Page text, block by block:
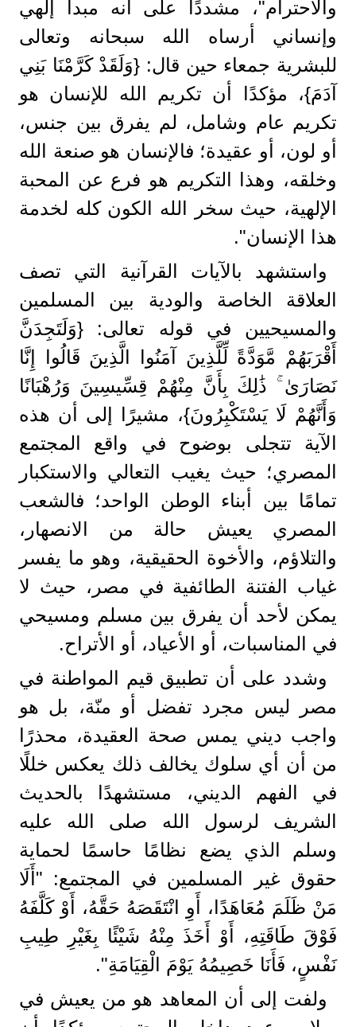
والاحترام"، مشددًا على أنه مبدأ إلهي
وإنساني أرساه الله سبحانه وتعالى
للبشرية جمعاء حين قال: {وَلَقَدْ كَرَّمْنَا بَنِي
آدَمَ}، مؤكدًا أن تكريم الله للإنسان هو
تكريم عام وشامل، لم يفرق بين جنس،
أو لون، أو عقيدة؛ فالإنسان هو صنعة الله
وخلقه، وهذا التكريم هو فرع عن المحبة
الإلهية، حيث سخر الله الكون كله لخدمة
هذا الإنسان".
واستشهد بالآيات القرآنية التي تصف
العلاقة الخاصة والودية بين المسلمين
والمسيحيين في قوله تعالى: {وَلَتَجِدَنَّ
أَقْرَبَهُمْ مَّوَدَّةً لِّلَّذِينَ آمَنُوا الَّذِينَ قَالُوا إِنَّا
نَصَارَىٰ ۚ ذَٰلِكَ بِأَنَّ مِنْهُمْ قِسِّيسِينَ وَرُهْبَانًا
وَأَنَّهُمْ لَا يَسْتَكْبِرُونَ}، مشيرًا إلى أن هذه
الآية تتجلى بوضوح في واقع المجتمع
المصري؛ حيث يغيب التعالي والاستكبار
تمامًا بين أبناء الوطن الواحد؛ فالشعب
المصري يعيش حالة من الانصهار،
والتلاؤم، والأخوة الحقيقية، وهو ما يفسر
غياب الفتنة الطائفية في مصر، حيث لا
يمكن لأحد أن يفرق بين مسلم ومسيحي
في المناسبات، أو الأعياد، أو الأتراح.
وشدد على أن تطبيق قيم المواطنة في
مصر ليس مجرد تفضل أو منّة، بل هو
واجب ديني يمس صحة العقيدة، محذرًا
من أن أي سلوك يخالف ذلك يعكس خللًا
في الفهم الديني، مستشهدًا بالحديث
الشريف لرسول الله صلى الله عليه
وسلم الذي يضع نظامًا حاسمًا لحماية
حقوق غير المسلمين في المجتمع: "أَلَا
مَنْ ظَلَمَ مُعَاهَدًا، أَوِ انْتَقَصَهُ حَقَّهُ، أَوْ كَلَّفَهُ
فَوْقَ طَاقَتِهِ، أَوْ أَخَذَ مِنْهُ شَيْئًا بِغَيْرِ طِيبِ
نَفْسٍ، فَأَنَا خَصِيمُهُ يَوْمَ الْقِيَامَةِ".
ولفت إلى أن المعاهد هو من يعيش في